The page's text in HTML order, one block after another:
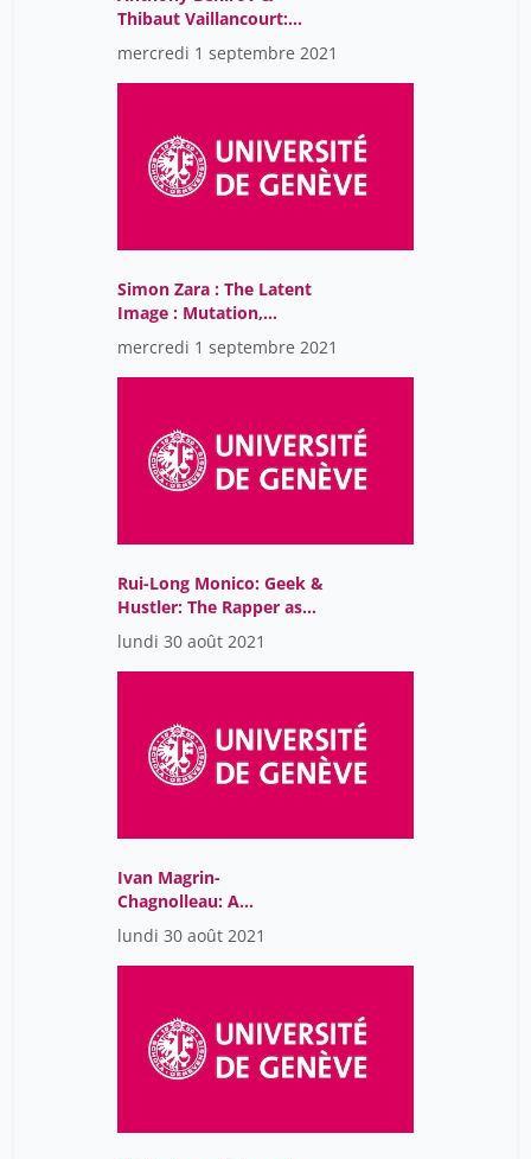
Thibaut Vaillancourt:
Alternate Reality Games:
a new mechanism of the
virtual
mercredi 1 septembre 2021
Simon Zara : The Latent
Image : Mutation,
Potentiality, Viscosity
mercredi 1 septembre 2021
Rui-Long Monico: Geek &
Hustler: The Rapper as
an Agent of Spread of
Contemporary New
Media Aesthetics,
lundi 30 août 2021
Ivan Magrin-
Chagnolleau: A
Phenomenological and
enactive approach of
intermedial visual
lundi 30 août 2021